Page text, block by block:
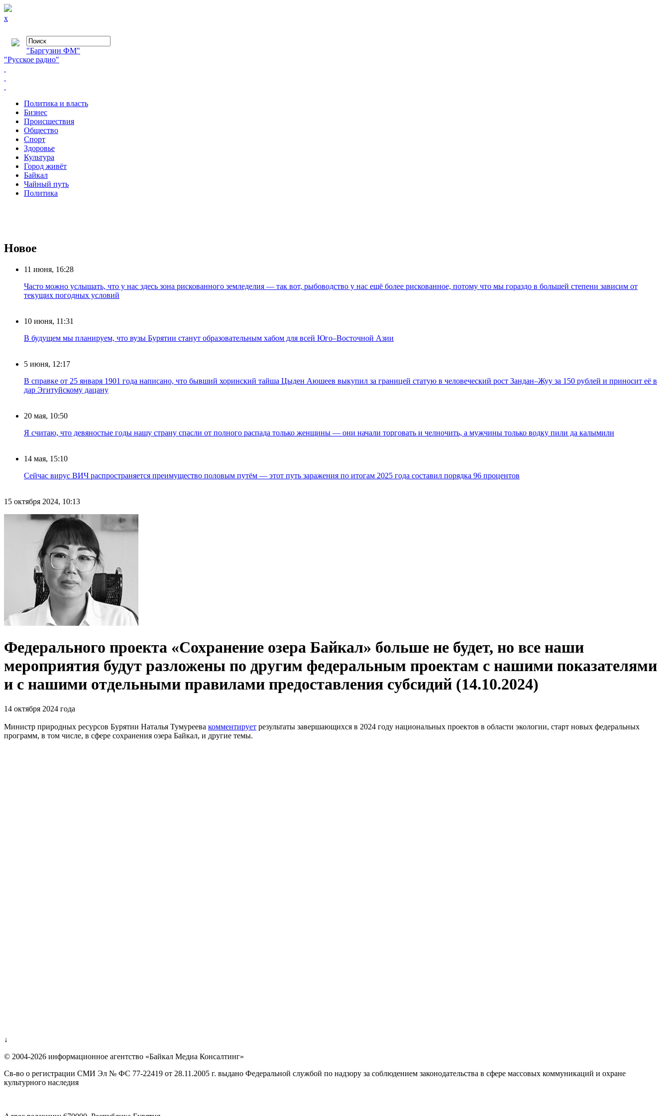
x
"Баргузин ФМ"
"Русское радио"
Политика и власть
Бизнес
Происшествия
Общество
Cпорт
Здоровье
Культура
Город живёт
Байкал
Чайный путь
Политика
Новое
11 июня, 16:28
Часто можно услышать, что у нас здесь зона рискованного земледелия — так вот, рыбоводство у нас ещё более рискованное, потому что мы гораздо в большей степени зависим от
текущих погодных условий
10 июня, 11:31
В будущем мы планируем, что вузы Бурятии станут образовательным хабом для всей Юго–Восточной Азии
5 июня, 12:17
В справке от 25 января 1901 года написано, что бывший хоринский тайша Цыден Аюшеев выкупил за границей статую в человеческий рост Зандан–Жуу за 150 рублей и приносит её в
дар Эгитуйскому дацану
20 мая, 10:50
Я считаю, что девяностые годы нашу страну спасли от полного распада только женщины — они начали торговать и челночить, а мужчины только водку пили да калымили
14 мая, 15:10
Сейчас вирус ВИЧ распространяется преимущество половым путём — этот путь заражения по итогам 2025 года составил порядка 96 процентов
15 октября 2024, 10:13
Федерального проекта «Сохранение озера Байкал» больше не будет, но все наши
мероприятия будут разложены по другим федеральным проектам с нашими показателями
и с нашими отдельными правилами предоставления субсидий (14.10.2024)
14 октября 2024 года
Министр природных ресурсов Бурятии Наталья Тумуреева комментирует результаты завершающихся в 2024 году национальных проектов в области экологии, старт новых федеральных
программ, в том числе, в сфере сохранения озера Байкал, и другие темы.
↓
© 2004-2026 информационное агентство «Байкал Медиа Консалтинг»
Св-во о регистрации СМИ Эл № ФС 77-22419 от 28.11.2005 г. выдано Федеральной службой по надзору за соблюдением законодательства в сфере массовых коммуникаций и охране
культурного наследия